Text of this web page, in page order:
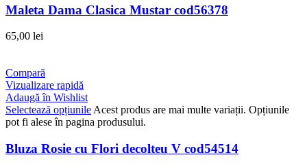
Maleta Dama Clasica Mustar cod56378
65,00 lei
Compară
Vizualizare rapidă
Adaugă în Wishlist
Selectează opțiunileAcest produs are mai multe variații. Opțiunile
pot fi alese în pagina produsului.
Bluza Rosie cu Flori decolteu V cod54514